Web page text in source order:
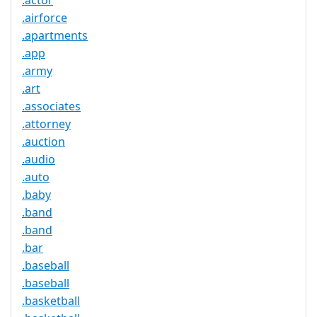
.airforce
.apartments
.app
.army
.art
.associates
.attorney
.auction
.audio
.auto
.baby
.band
.band
.bar
.baseball
.baseball
.basketball